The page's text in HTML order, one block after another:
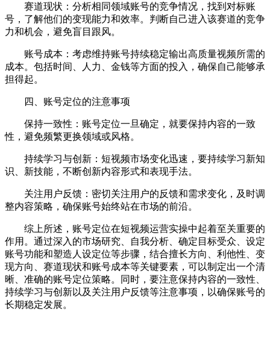
赛道现状：分析相同领域账号的竞争情况，找到对标账
号，了解他们的变现能力和效率。判断自己进入该赛道的竞争
力和机会，避免盲目跟风。
账号成本：考虑维持账号持续稳定输出高质量视频所需的
成本。包括时间、人力、金钱等方面的投入，确保自己能够承
担得起。
四、账号定位的注意事项
保持一致性：账号定位一旦确定，就要保持内容的一致
性，避免频繁更换领域或风格。
持续学习与创新：短视频市场变化迅速，要持续学习新知
识、新技能，不断创新内容形式和表现手法。
关注用户反馈：密切关注用户的反馈和需求变化，及时调
整内容策略，确保账号始终站在市场的前沿。
综上所述，账号定位在短视频运营实操中起着至关重要的
作用。通过深入的市场研究、自我分析、确定目标受众、设定
账号功能和塑造人设定位等步骤，结合擅长方向、利他性、变
现方向、赛道现状和账号成本等关键要素，可以制定出一个清
晰、准确的账号定位策略。同时，要注意保持内容的一致性、
持续学习与创新以及关注用户反馈等注意事项，以确保账号的
长期稳定发展。